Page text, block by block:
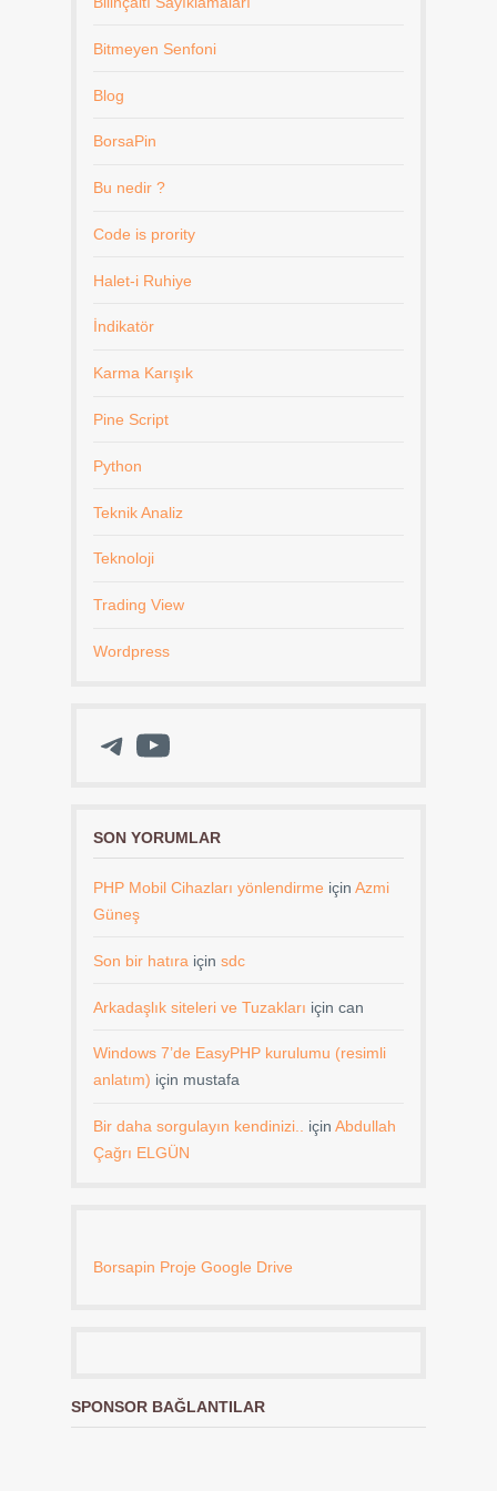
Bitmeyen Senfoni
Blog
BorsaPin
Bu nedir ?
Code is prority
Halet-i Ruhiye
İndikatör
Karma Karışık
Pine Script
Python
Teknik Analiz
Teknoloji
Trading View
Wordpress
Telegram
YouTube
SON YORUMLAR
PHP Mobil Cihazları yönlendirme için Azmi
Güneş
Son bir hatıra için sdc
Arkadaşlık siteleri ve Tuzakları için can
Windows 7’de EasyPHP kurulumu (resimli
anlatım) için mustafa
Bir daha sorgulayın kendinizi.. için Abdullah
Çağrı ELGÜN
Borsapin Proje Google Drive
SPONSOR BAĞLANTILAR